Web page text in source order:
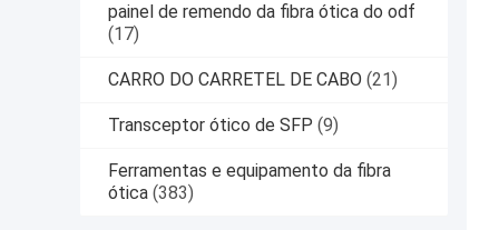
painel de remendo da fibra ótica do odf
(17)
CARRO DO CARRETEL DE CABO (21)
Transceptor ótico de SFP (9)
Ferramentas e equipamento da fibra
ótica (383)